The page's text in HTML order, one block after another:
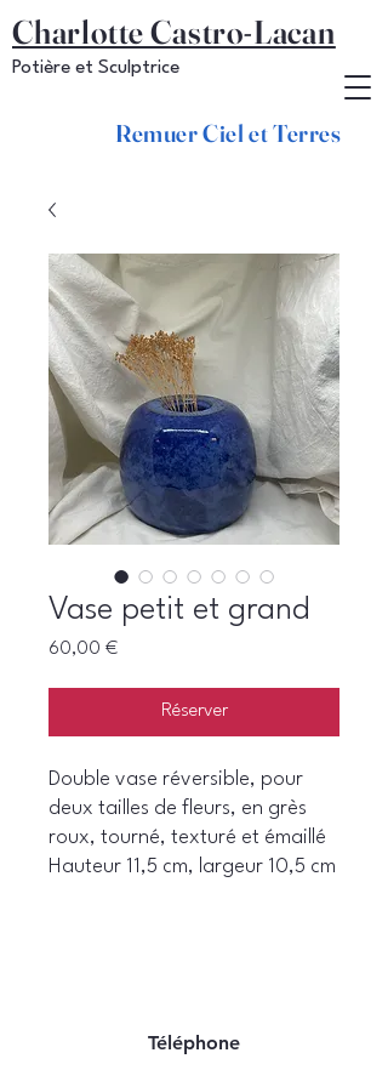
Remuer Ciel et Terres
Potière et Sculptrice
Charlotte Castro-Lacan
Vase petit et grand
60,00 €Prix
Réserver
Double vase réversible, pour
deux tailles de fleurs, en grès
roux, tourné, texturé et émaillé
Hauteur 11,5 cm, largeur 10,5 cm
Téléphone